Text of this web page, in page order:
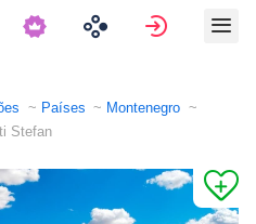
Viagens Assinar
Países
Montenegro
Stefan